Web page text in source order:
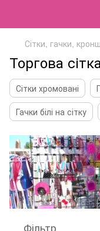
Сітки, гачки,
Торгова
Сітки хромовані
Гачки білі на сітку
Фільтр